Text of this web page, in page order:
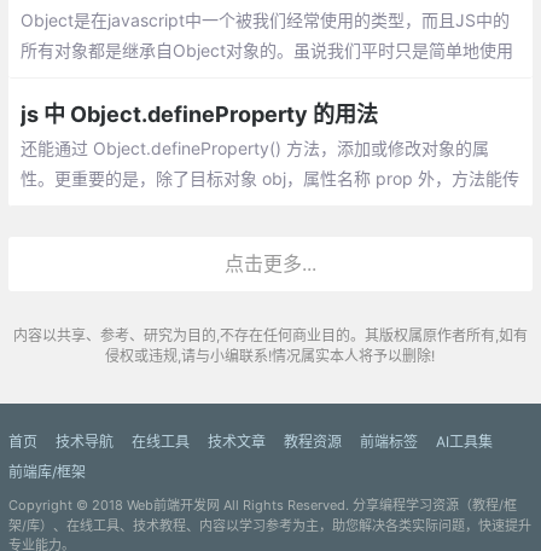
Object是在javascript中一个被我们经常使用的类型，而且JS中的
所有对象都是继承自Object对象的。虽说我们平时只是简单地使用
js 中 Object.defineProperty 的用法
还能通过 Object.defineProperty() 方法，添加或修改对象的属
性。更重要的是，除了目标对象 obj，属性名称 prop 外，方法能传
点击更多...
内容以共享、参考、研究为目的,不存在任何商业目的。其版权属原作者所有,如有
侵权或违规,请与小编联系!情况属实本人将予以删除!
首页 技术导航 在线工具 技术文章 教程资源 前端标签
AI工具集
前端库/框架